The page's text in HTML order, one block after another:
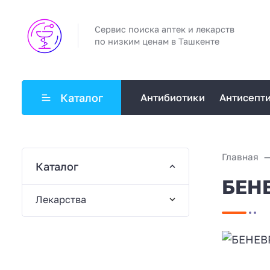
Сервис поиска аптек и лекарств
по низким ценам в Ташкенте
Каталог Антибиотики
Главная
Каталог
Лекарства